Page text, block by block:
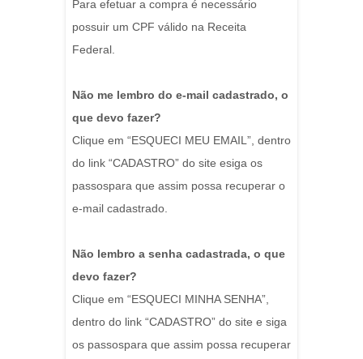
Para efetuar a compra é necessário
possuir um CPF válido na Receita
Federal.
Não me lembro do e-mail cadastrado, o
que devo fazer?
Clique em “ESQUECI MEU EMAIL”, dentro
do link “CADASTRO” do site esiga os
passospara que assim possa recuperar o
e-mail cadastrado.
Não lembro a senha cadastrada, o que
devo fazer?
Clique em “ESQUECI MINHA SENHA”,
dentro do link “CADASTRO” do site e siga
os passospara que assim possa recuperar